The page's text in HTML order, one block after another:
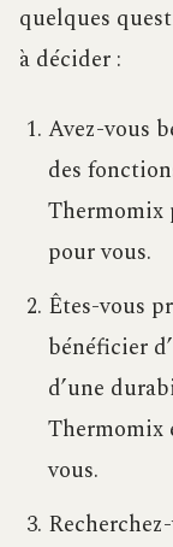
quelques
à décider :
Avez-vous
des
pour vous.
Êtes-vous
bénéficier
d’une
Thermomix
vous.